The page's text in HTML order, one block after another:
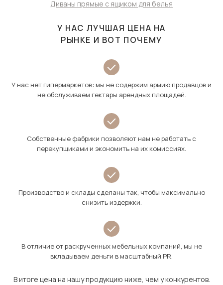
Диваны прямые с ящиком для белья
У НАС ЛУЧШАЯ ЦЕНА НА
РЫНКЕ И ВОТ ПОЧЕМУ
У нас нет гипермаркетов: мы не содержим армию продавцов и
не обслуживаем гектары арендных площадей.
Собственные фабрики позволяют нам не работать с
перекупщиками и экономить на их комиссиях.
Производство и склады сделаны так, чтобы максимально
снизить издержки.
В отличие от раскрученных мебельных компаний, мы не
вкладываем деньги в масштабный PR.
В итоге цена на нашу продукцию ниже, чем у конкурентов.